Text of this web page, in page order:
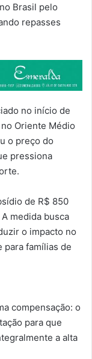
Brasil pelo
repasses
no início de
Oriente Médio
o preço do
pressiona
de R$ 850
medida busca
o impacto no
para famílias de
compensação: o
para que
a alta